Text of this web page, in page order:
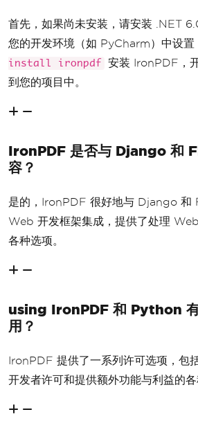
首先，如果尚未安装，请安装 .NET
您的开发环境（如 PyCharm）中设
install ironpdf
安装 IronPDF，
到您的项目中。
IronPDF 是否与 Django 和
容？
是的，IronPDF 很好地与 Django 和
Web 开发框架集成，提供了处理
各种选项。
using IronPDF 和 Python 有
用？
IronPDF 提供了一系列许可选项，包
开发者许可和提供额外功能与利益的各